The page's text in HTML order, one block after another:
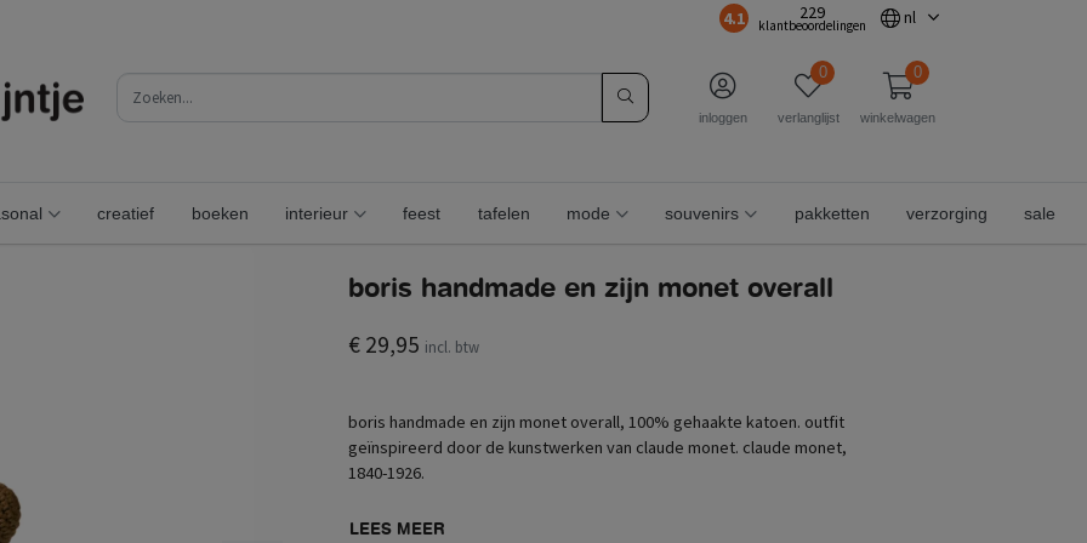
4.1 229
klantbeoordelingen nl
inloggen
0
verlanglijst
0
winkelwagen
creatief boeken interieur feest tafelen mode souvenirs pakketten verzorging sale
boris handmade en zijn monet overall
€ 29,95 incl. btw
boris handmade en zijn monet overall, 100% gehaakte katoen. outfit
geïnspireerd door de kunstwerken van claude monet. claude monet,
1840-1926.
LEES MEER